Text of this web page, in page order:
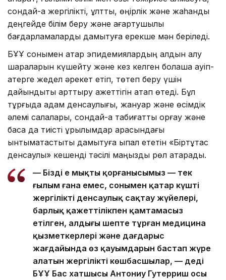
сондай-ақ жергілікті, ұлттық, өңірлік және жаһандық
деңгейде білім беру және ағартушылық
бағдарламаларды дамытуға ерекше мән беріледі.
БҰҰ сонымен қатар эпидемиялардың алдын алу
шараларын күшейту және кез келген болашақ қауіп-
қатерге жедел әрекет етіп, төтеп беру үшін
дайындықты арттыру қажеттігін атап өтеді. Бұл
тұрғыда адам денсаулығы, жануар және өсімдік
әлемі салалары, сондай-ақ табиғатты қорғау және
басқа да тиісті құрылымдар арасындағы
ынтымақтастықты дамытуға ықпал ететін «Біртұтас
денсаулық» кешенді тәсілі маңызды рөл атқарады.
— Біздің ең мықты қорғанысымыз — тек
ғылым ғана емес, сонымен қатар күшті
жергілікті денсаулық сақтау жүйелері,
барлық қажеттілікпен қамтамасыз
етілген, алдыңғы шепте тұрған медицина
қызметкерлері және дағдарыс
жағдайында өз қауымдарын бастап жүре
алатын жергілікті көшбасшылар, — деді
БҰҰ Бас хатшысы Антониу Гутерриш осы